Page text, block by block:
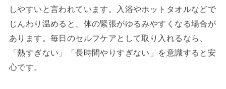
しやすいと言われています。入浴やホットタオルなどで
じんわり温めると、体の緊張がゆるみやすくなる場合が
あります。毎日のセルフケアとして取り入れるなら、
「熱すぎない」「長時間やりすぎない」を意識すると安
心です。